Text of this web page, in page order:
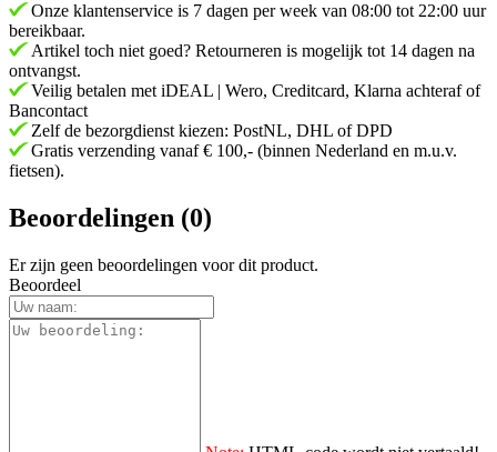
Onze klantenservice is 7 dagen per week van 08:00 tot 22:00 uur
bereikbaar.
Artikel toch niet goed? Retourneren is mogelijk tot 14 dagen na
ontvangst.
Veilig betalen met iDEAL | Wero, Creditcard, Klarna achteraf of
Bancontact
Zelf de bezorgdienst kiezen: PostNL, DHL of DPD
Gratis verzending vanaf € 100,- (binnen Nederland en m.u.v.
fietsen).
Beoordelingen (0)
Er zijn geen beoordelingen voor dit product.
Beoordeel